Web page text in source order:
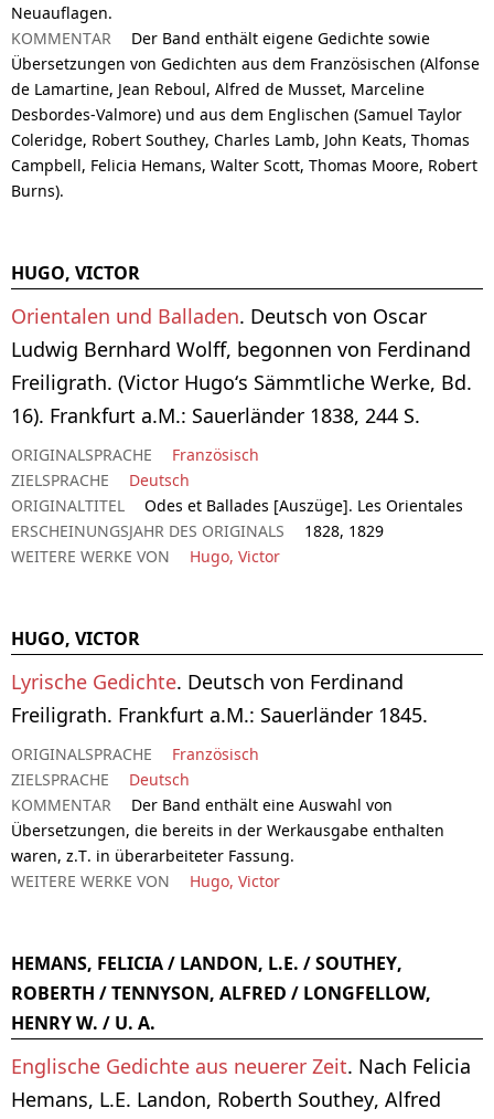
Neuauflagen.
KOMMENTAR
Der Band enthält eigene Gedichte sowie
Übersetzungen von Gedichten aus dem Französischen (Alfonse
de Lamartine, Jean Reboul, Alfred de Musset, Marceline
Desbordes-Valmore) und aus dem Englischen (Samuel Taylor
Coleridge, Robert Southey, Charles Lamb, John Keats, Thomas
Campbell, Felicia Hemans, Walter Scott, Thomas Moore, Robert
Burns).
HUGO, VICTOR
Orientalen und Balladen. Deutsch von Oscar
Ludwig Bernhard Wolff, begonnen von Ferdinand
Freiligrath. (Victor Hugo‘s Sämmtliche Werke, Bd.
16). Frankfurt a.M.: Sauerländer 1838, 244 S.
ORIGINALSPRACHE
Französisch
ZIELSPRACHE
Deutsch
ORIGINALTITEL
Odes et Ballades [Auszüge]. Les Orientales
ERSCHEINUNGSJAHR DES ORIGINALS
1828, 1829
WEITERE WERKE VON
Hugo, Victor
HUGO, VICTOR
Lyrische Gedichte. Deutsch von Ferdinand
Freiligrath. Frankfurt a.M.: Sauerländer 1845.
ORIGINALSPRACHE
Französisch
ZIELSPRACHE
Deutsch
KOMMENTAR
Der Band enthält eine Auswahl von
Übersetzungen, die bereits in der Werkausgabe enthalten
waren, z.T. in überarbeiteter Fassung.
WEITERE WERKE VON
Hugo, Victor
HEMANS, FELICIA / LANDON, L.E. / SOUTHEY,
ROBERTH / TENNYSON, ALFRED / LONGFELLOW,
HENRY W. / U. A.
Englische Gedichte aus neuerer Zeit. Nach Felicia
Hemans, L.E. Landon, Roberth Southey, Alfred